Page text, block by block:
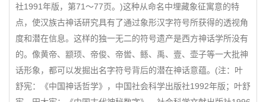
社1991年版，第71～77页。)这种从命名中埋藏象征寓意的特
点，使汉族古神话研究具有了通过象形汉字符号所获得的透视角
度和潜在信息。这样的独一无二的符号遗产是西方神话学所没有
的。像黄帝、颛顼、帝俊、帝喾、鲧、禹、壹、壶子等一大批神
话形象，都可以发掘出名字符号背后的潜在神话意蕴。(注：叶
舒宪：《中国神话哲学》，中国社会科学出版社1992年版；叶舒